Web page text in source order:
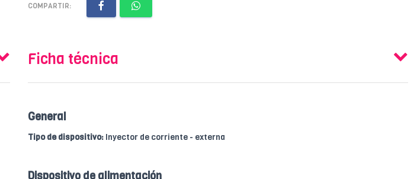
COMPARTIR:
Ficha técnica
General
Tipo de dispositivo: Inyector de corriente - externa
Dispositivo de alimentación